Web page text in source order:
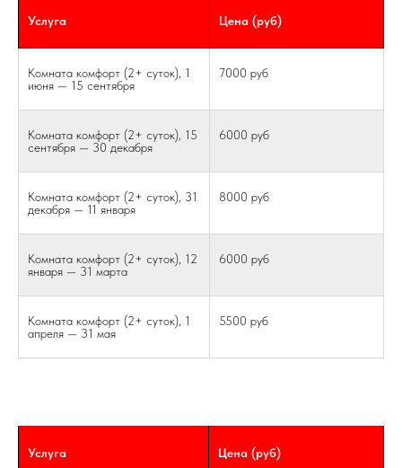
Услуга Цена (руб)
Комната комфорт (2+ суток), 1
июня — 15 сентября
7000 руб
Комната комфорт (2+ суток), 15
сентября — 30 декабря
6000 руб
Комната комфорт (2+ суток), 31
декабря — 11 января
8000 руб
Комната комфорт (2+ суток), 12
января — 31 марта
6000 руб
Комната комфорт (2+ суток), 1
апреля — 31 мая
5500 руб
Услуга Цена (руб)